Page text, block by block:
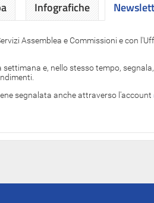
Infografiche
Assemblea e Commissioni e con
e, nello stesso tempo,
segnalata anche attraverso l'account